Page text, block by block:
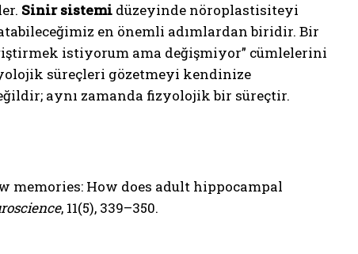
Sinir sistemi düzeyinde nöroplastisiteyi
en önemli adımlardan biridir. Bir
istiyorum ama değişmiyor” cümlelerini
süreçleri gözetmeyi kendinize
aynı zamanda fizyolojik bir süreçtir.
memories: How does adult hippocampal
, 11(5), 339–350.